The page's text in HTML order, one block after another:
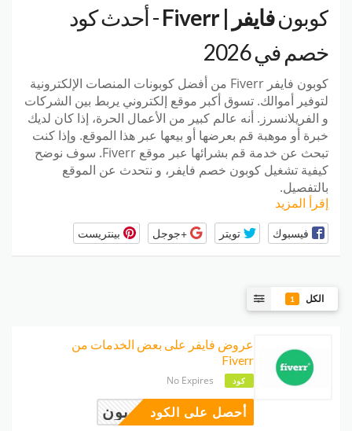
كوبونفايفر | Fiverr
- أحدث كود
خصم في 2026
كوبون فايفر Fiverr من أفضل كوبونات المنصات الإلكترونية
لتوفير أموالك. تسوق أكبر موقع إلكتروني يربط بين الشركات
و الفريلانسرز. أنه عالم كبير من الأعمال الحرة، إذا كان لديك
خبرة أو موهبة قم بعرضها أو بيعها عبر هذا الموقع. وإذا كنت
تبحث عن خدمة قم بشرائها عبر موقع Fiverr. سوف نوضح
كيفية تشغيل كوبون خصم فايفر، و نتحدث عن الموقع
بالتفصيل.
إقرأ المزيد
فيسبوك تويتر +جوجل بينتريست
الكل 1
عروض فايفر على بعض الخدمات من
Fiverr
كود No Expires
وبون أحصل على الكود